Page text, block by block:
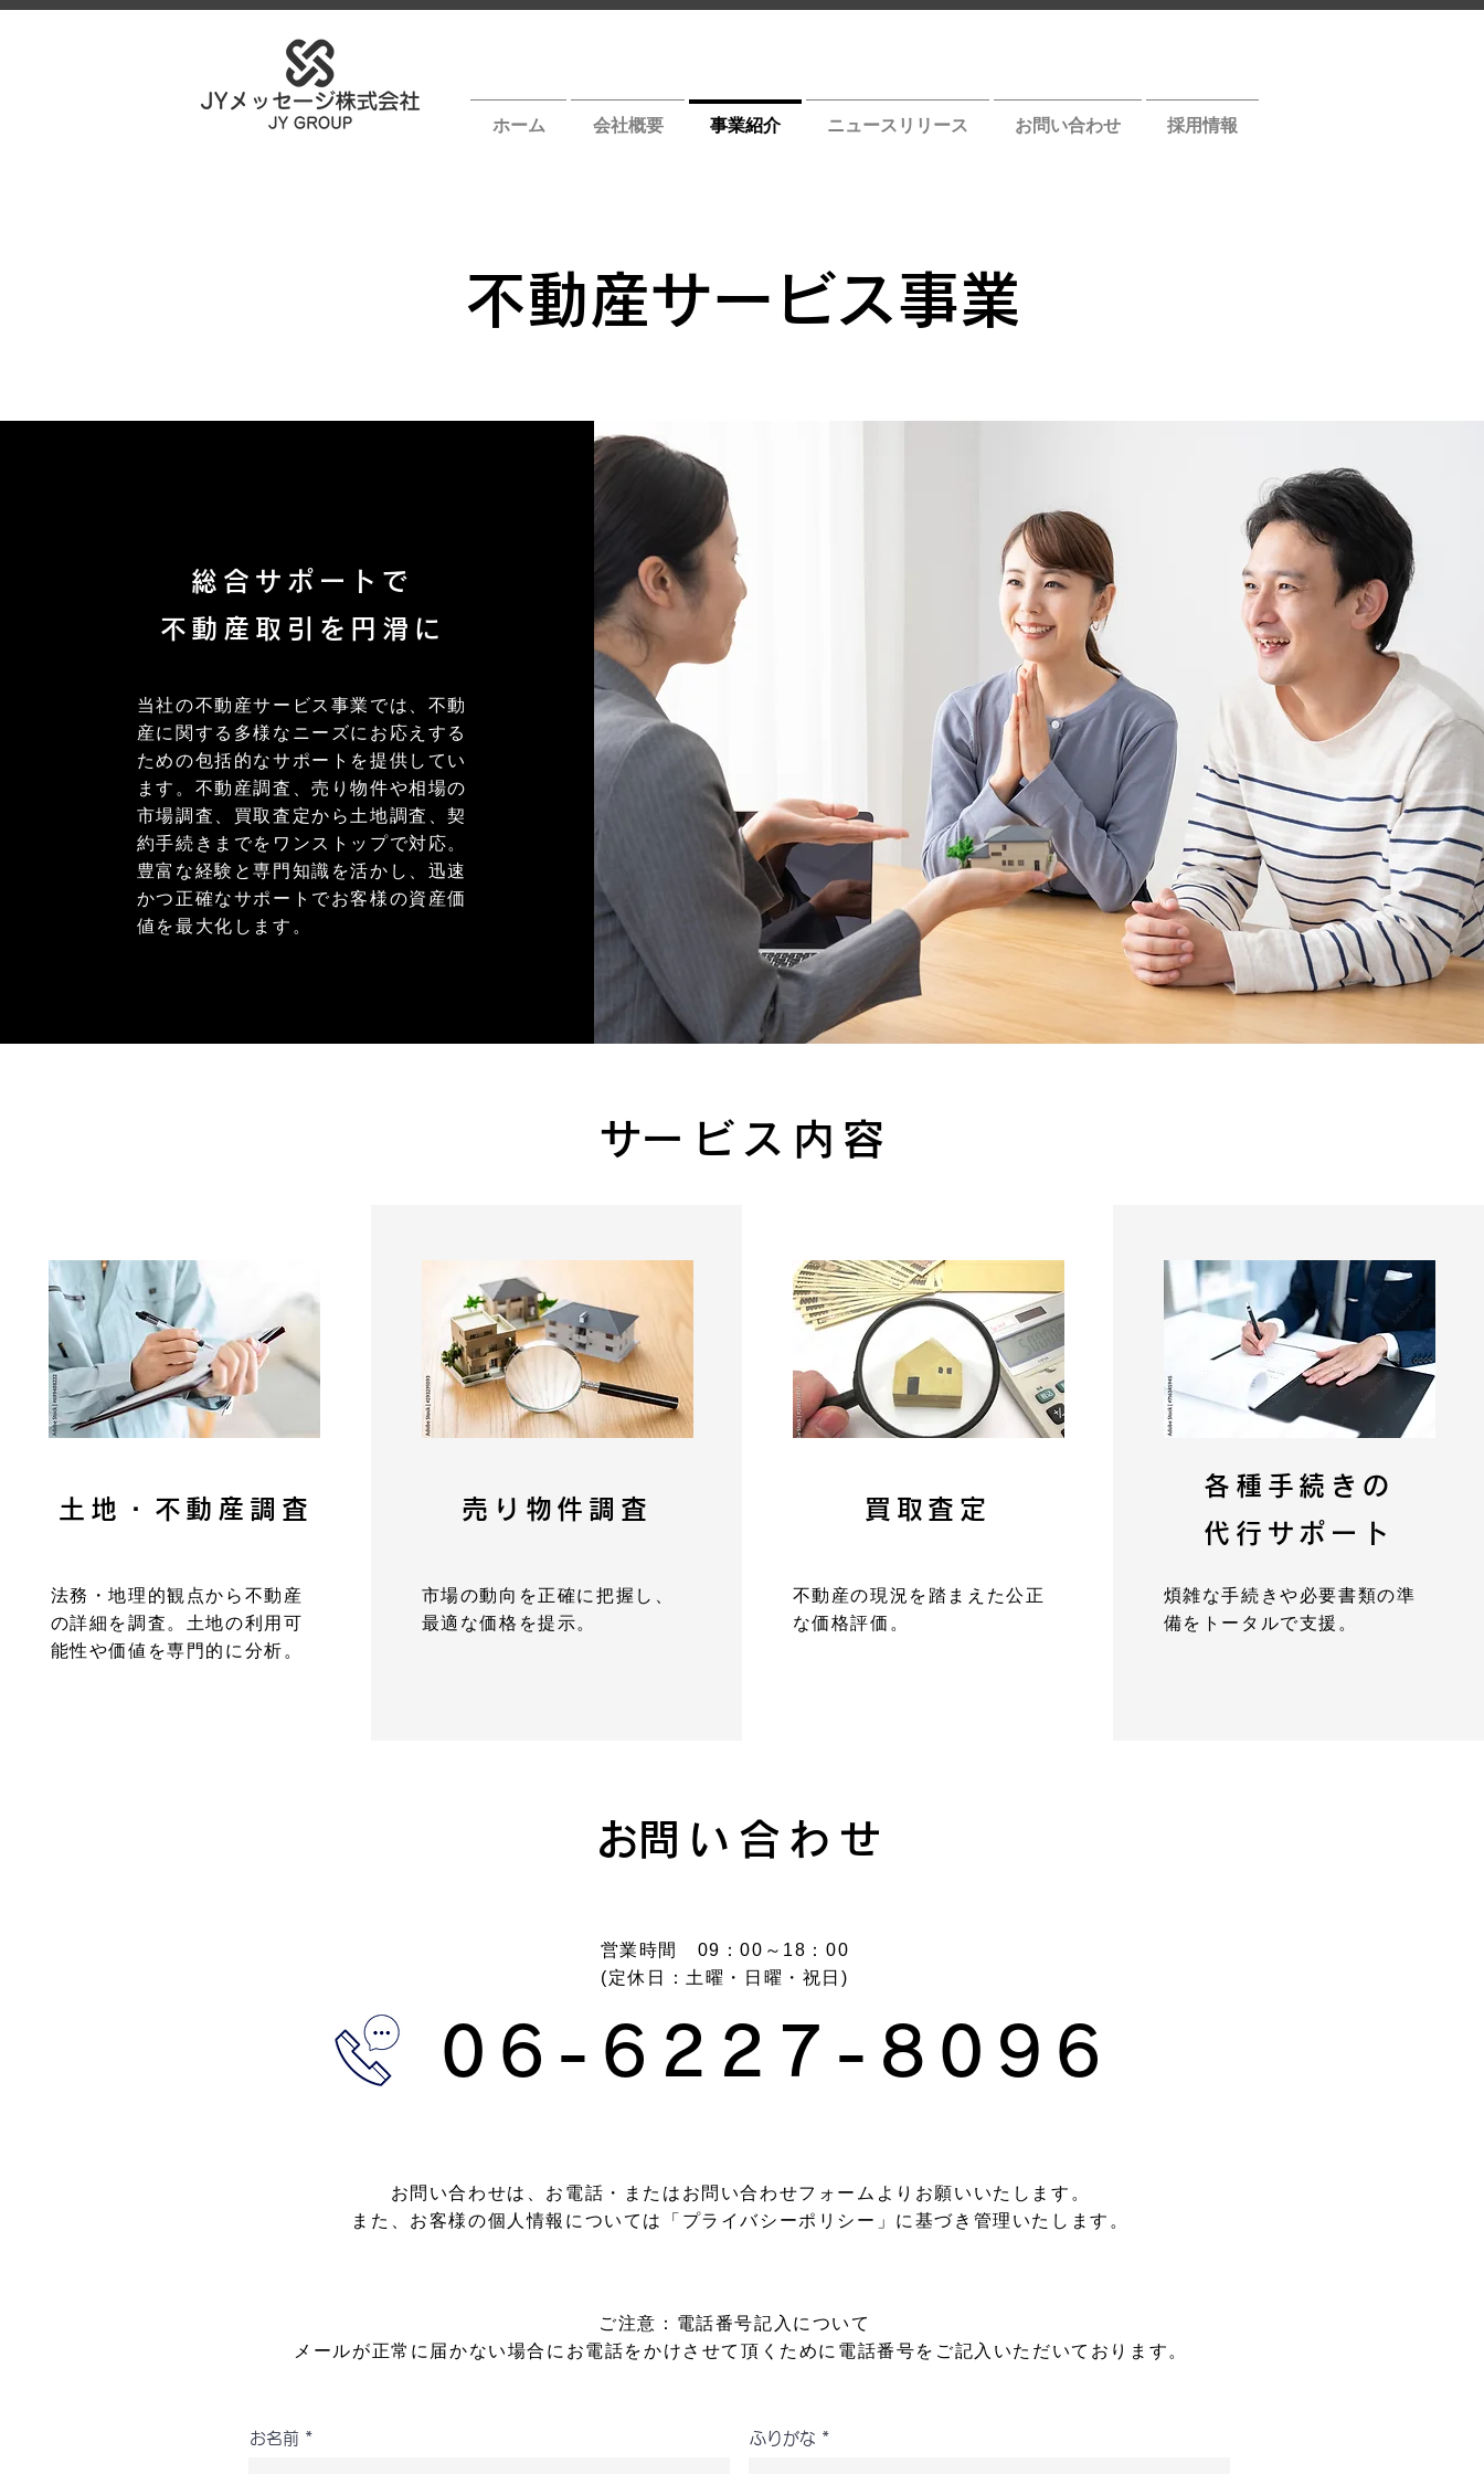
ホーム 会社概要 事業紹介 ニュースリリース お問い合わせ 採用情報
不動産サービス事業
総合サポートで
不動産取引を円滑に
当社の不動産サービス事業では、不動
産に関する多様なニーズにお応えする
ための包括的なサポートを提供してい
ます。不動産調査、売り物件や相場の
市場調査、買取査定から土地調査、契
約手続きまでをワンストップで対応。
豊富な経験と専門知識を活かし、迅速
かつ正確なサポートでお客様の資産価
値を最大化します。
​サービス内容
土地・不動産調査
法務・地理的観点から不動産
の詳細を調査。土地の利用可
能性や価値を専門的に分析。
売り物件調査
市場の動向を正確に把握し、
最適な価格を提示。
買取査定
不動産の現況を踏まえた公正
な価格評価。
各種手続きの
代行サポート
煩雑な手続きや必要書類の準
備をトータルで支援。
​お問い合わせ
営業時間 09：00～18：00
(定休日：土曜・日曜・祝日)
06-6227-8096
お問い合わせは、お電話・またはお問い合わせフォームよりお願いいたします。
また、お客様の個人情報については「 プライバシーポリシー」 に基づき管理いたします。
ご注意：電話番号記入について
メールが正常に届かない場合にお電話をかけさせて頂くために電話番号をご記入いただいております。
お名前 ふりがな